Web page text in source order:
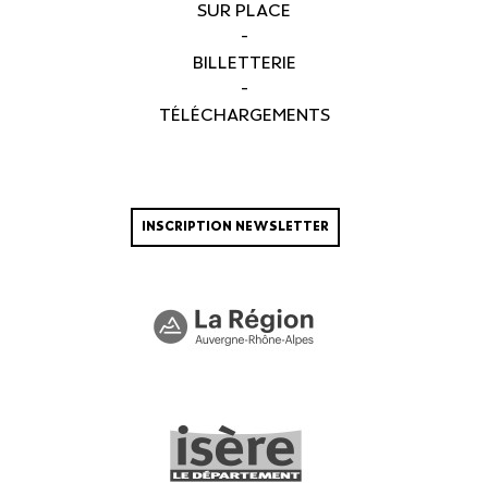
SUR PLACE
-
BILLETTERIE
-
TÉLÉCHARGEMENTS
INSCRIPTION NEWSLETTER